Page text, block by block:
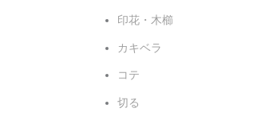
印花・木櫛
カキベラ
コテ
切る